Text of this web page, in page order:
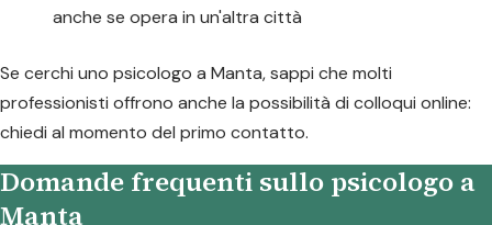
anche se opera in un'altra città
Se cerchi uno psicologo a Manta, sappi che molti
professionisti offrono anche la possibilità di colloqui online:
chiedi al momento del primo contatto.
Domande frequenti sullo psicologo a
Manta